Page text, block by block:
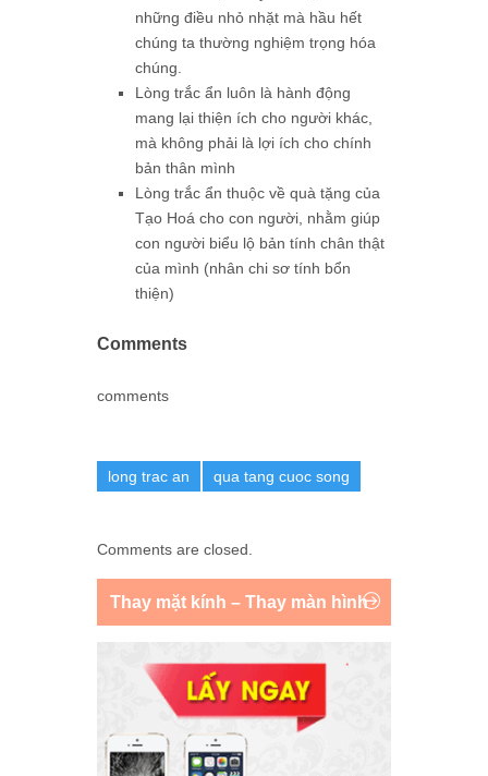
những điều nhỏ nhặt mà hầu hết
chúng ta thường nghiệm trọng hóa
chúng.
Lòng trắc ẩn luôn là hành động
mang lại thiện ích cho người khác,
mà không phải là lợi ích cho chính
bản thân mình
Lòng trắc ẩn thuộc về quà tặng của
Tạo Hoá cho con người, nhằm giúp
con người biểu lộ bản tính chân thật
của mình (nhân chi sơ tính bổn
thiện)
Comments
comments
long trac an qua tang cuoc song
Comments are closed.
Thay mặt kính – Thay màn hình